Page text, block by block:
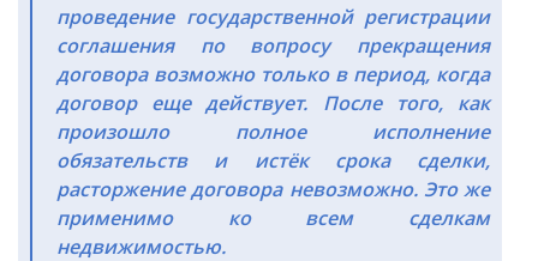
проведение государственной регистрации
соглашения по вопросу прекращения
договора возможно только в период, когда
договор еще действует. После того, как
произошло полное исполнение
обязательств и истёк срока сделки,
расторжение договора невозможно. Это же
применимо ко всем сделкам
недвижимостью.